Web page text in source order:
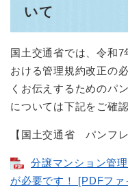
いて
国土交通省では、令和
おける管理規約改正の
くお伝えするためのパ
については下記をご確
【国土交通省 パンフレ
分譲マンション管
が必要です！ [PDFフ